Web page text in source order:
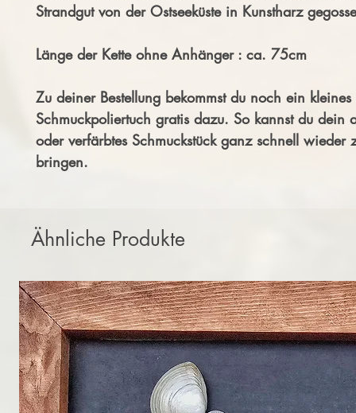
Strandgut von der Ostseeküste in Kunstharz
Länge der Kette ohne Anhänger : ca. 75cm
Zu deiner Bestellung bekommst du noch ein kleines
Schmuckpoliertuch gratis dazu. So kannst du dein
oder verfärbtes Schmuckstück ganz schnell wieder
bringen.
Ähnliche Produkte